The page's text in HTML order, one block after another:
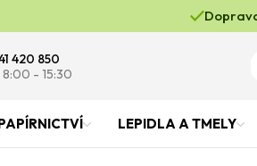
420 850
8:00 - 15:30
LEPIDLA A TMELY